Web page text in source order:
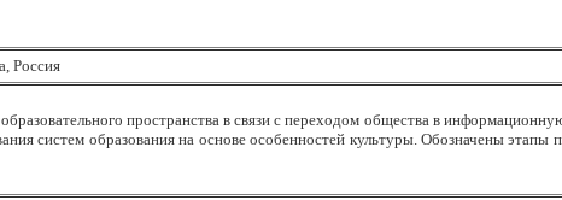
Россия
пространства в связи с переходом общества в
систем образования на основе особенностей культуры. Обозначены